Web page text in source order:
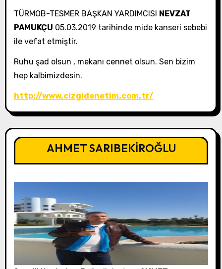
TÜRMOB-TESMER BAŞKAN YARDIMCISI NEVZAT
PAMUKÇU 05.03.2019 tarihinde mide kanseri sebebi
ile vefat etmiştir.
Ruhu şad olsun , mekanı cennet olsun. Sen bizim
hep kalbimizdesin.
http://www.cizgidenetim.com.tr/
AHMET SARIBEKİROĞLU